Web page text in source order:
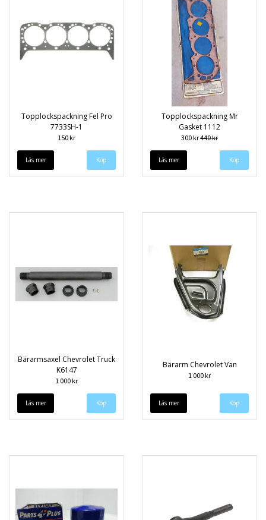
Topplockspackning Fel Pro
7733SH-1
150 kr
Läs mer
Topplockspackning Mr
Gasket 1112
300 kr440 kr
Läs mer
Bärarmsaxel Chevrolet Truck
K6147
1 000 kr
Läs mer
Bärarm Chevrolet Van
1 000 kr
Läs mer